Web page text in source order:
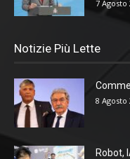
7 Agosto
Notizie Più Lette
8 Agosto
Robot,